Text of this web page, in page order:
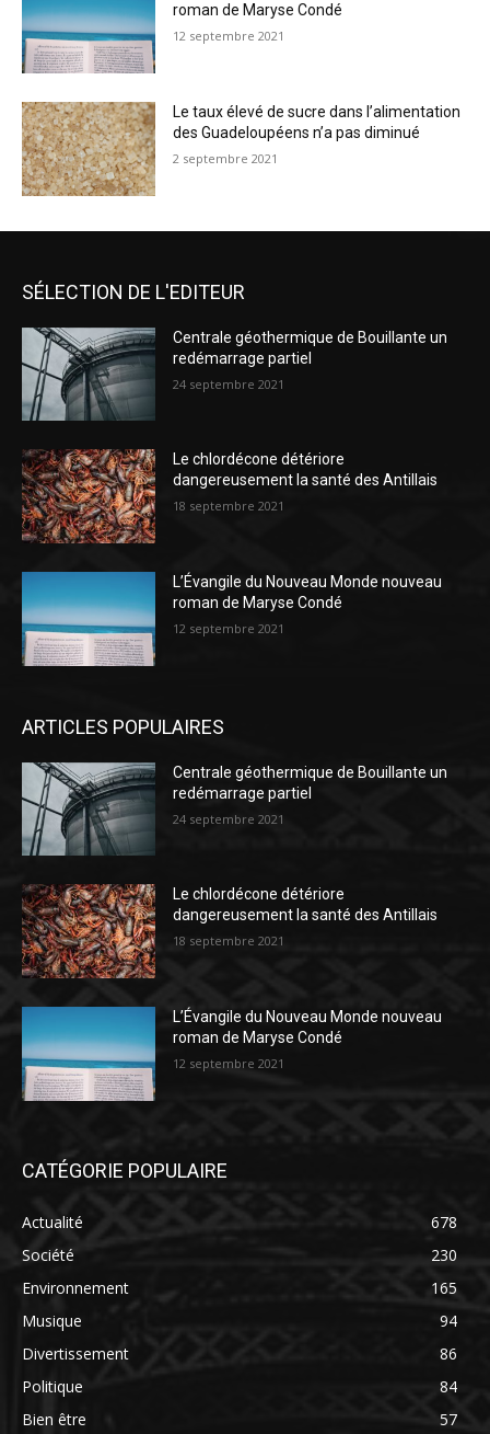
roman de Maryse Condé
12 septembre 2021
Le taux élevé de sucre dans l’alimentation
des Guadeloupéens n’a pas diminué
2 septembre 2021
SÉLECTION DE L'EDITEUR
Centrale géothermique de Bouillante un
redémarrage partiel
24 septembre 2021
Le chlordécone détériore
dangereusement la santé des Antillais
18 septembre 2021
L’Évangile du Nouveau Monde nouveau
roman de Maryse Condé
12 septembre 2021
ARTICLES POPULAIRES
Centrale géothermique de Bouillante un
redémarrage partiel
24 septembre 2021
Le chlordécone détériore
dangereusement la santé des Antillais
18 septembre 2021
L’Évangile du Nouveau Monde nouveau
roman de Maryse Condé
12 septembre 2021
CATÉGORIE POPULAIRE
Actualité
678
Société
230
Environnement
165
Musique
94
Divertissement
86
Politique
84
Bien être
57